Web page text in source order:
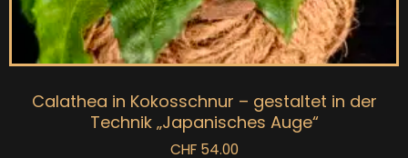
Calathea in Kokosschnur – gestaltet in der
Technik „Japanisches Auge“
CHF54.00